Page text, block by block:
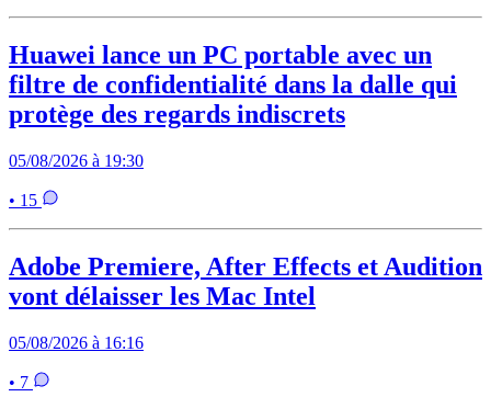
Huawei lance un PC portable avec un
filtre de confidentialité dans la dalle qui
protège des regards indiscrets
05/08/2026 à 19:30
• 15
Adobe Premiere, After Effects et Audition
vont délaisser les Mac Intel
05/08/2026 à 16:16
• 7